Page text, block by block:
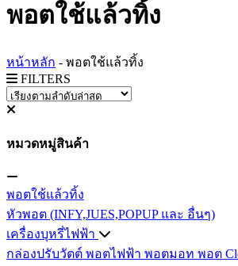
พอตใช้แล้วทิ้ง
หน้าหลัก - พอตใช้แล้วทิ้ง
FILTERS
หมวดหมู่สินค้า
พอตใช้แล้วทิ้ง
หัวพอต (INFY,JUES,POPUP และ อื่นๆ)
เครื่องบุหรี่ไฟฟ้า
กล่องปรับวัตต์ พอตไฟฟ้า พอตมอท พอต